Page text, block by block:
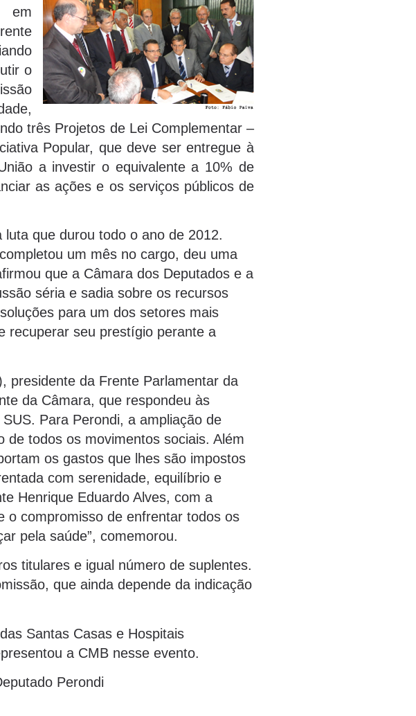
em
o
três Projetos de Lei Complementar –
Popular, que deve ser entregue à
a investir o equivalente a 10% de
as ações e os serviços públicos de
que durou todo o ano de 2012.
um mês no cargo, deu uma
que a Câmara dos Deputados e a
séria e sadia sobre os recursos
para um dos setores mais
recuperar seu prestígio perante a
presidente da Frente Parlamentar da
da Câmara, que respondeu às
Para Perondi, a ampliação de
todos os movimentos sociais. Além
os gastos que lhes são impostos
com serenidade, equilíbrio e
Henrique Eduardo Alves, com a
o compromisso de enfrentar todos os
pela saúde”, comemorou.
titulares e igual número de suplentes.
que ainda depende da indicação
Santas Casas e Hospitais
a CMB nesse evento.
Perondi